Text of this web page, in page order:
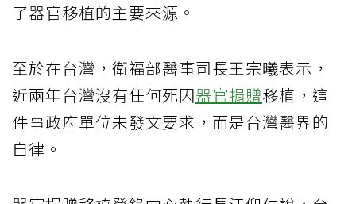
了器官移植的主要來源。
至於在台灣，衛福部醫事司長王宗曦表示，
近兩年台灣沒有任何死囚器官捐贈移植，這
件事政府單位未發文要求，而是台灣醫界的
自律。